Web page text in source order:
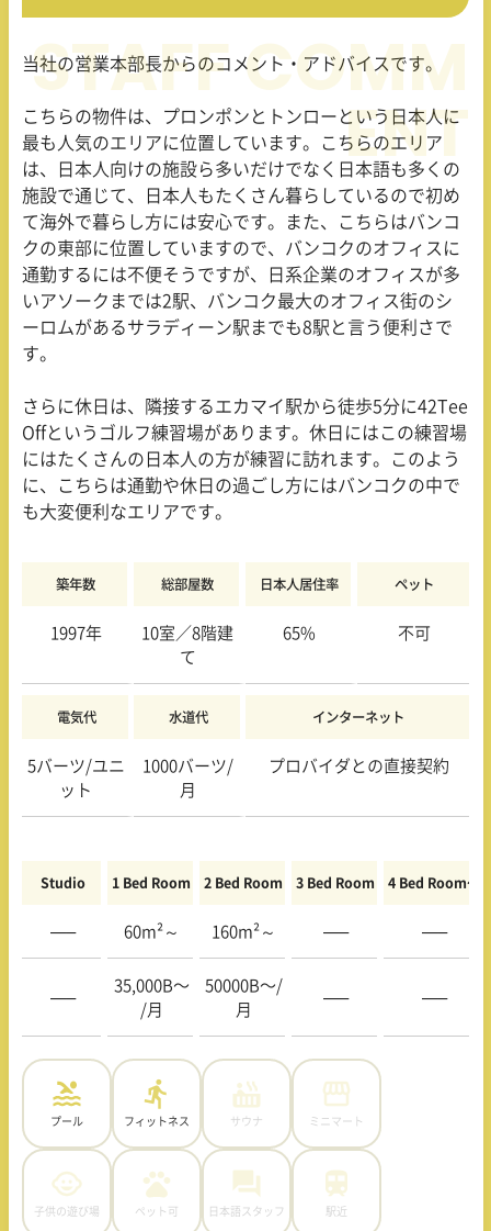
当社の営業本部長からのコメント・アドバイスです。
こちらの物件は、プロンポンとトンローという日本人に
最も人気のエリアに位置しています。こちらのエリア
は、日本人向けの施設ら多いだけでなく日本語も多くの
施設で通じて、日本人もたくさん暮らしているので初め
て海外で暮らし方には安心です。また、こちらはバンコ
クの東部に位置していますので、バンコクのオフィスに
通勤するには不便そうですが、日系企業のオフィスが多
いアソークまでは2駅、バンコク最大のオフィス街のシ
ーロムがあるサラディーン駅までも8駅と言う便利さで
す。
さらに休日は、隣接するエカマイ駅から徒歩5分に42Tee
Offというゴルフ練習場があります。休日にはこの練習場
にはたくさんの日本人の方が練習に訪れます。このよう
に、こちらは通勤や休日の過ごし方にはバンコクの中で
も大変便利なエリアです。
築年数 総部屋数 日本人居住率 ペット
1997年
10室／8階建
て
65% 不可
電気代 水道代 インターネット
5バーツ/ユニ
ット
1000バーツ/
月
プロバイダとの直接契約
Studio 1 Bed Room 2 Bed Room 3 Bed Room 4 Bed Room〜
—– 60m²～ 160m²～ —– —–
—–
35,000B〜
/月
50000B〜/
月
—– —–
プール フィットネス サウナ ミニマート
子供の遊び場 ペット可 日本語スタッフ 駅近